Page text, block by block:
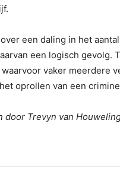
een daling in het
een logisch
vaker meerdere
oprollen van een
Trevyn van